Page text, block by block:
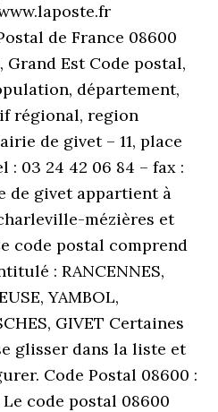
de France 08600
Grand Est Code postal,
département,
régional, region
de givet – 11, place
03 24 42 06 84 – fax :
de givet appartient à
mézières et
code postal comprend
: RANCENNES,
YAMBOL,
GIVET Certaines
glisser dans la liste et
Code Postal 08600 :
code postal 08600